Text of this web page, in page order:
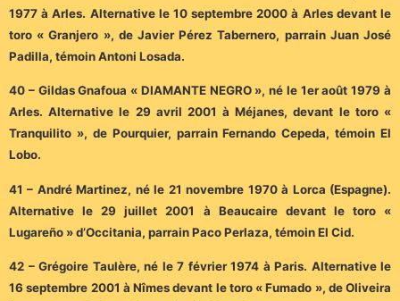
1977 à Arles. Alternative le 10 septembre 2000 à Arles devant le
toro « Granjero », de Javier Pérez Tabernero, parrain Juan José
Padilla, témoin Antoni Losada.
40 – Gildas Gnafoua « DIAMANTE NEGRO », né le 1er août 1979 à
Arles. Alternative le 29 avril 2001 à Méjanes, devant le toro «
Tranquilito », de Pourquier, parrain Fernando Cepeda, témoin El
Lobo.
41 – André Martinez, né le 21 novembre 1970 à Lorca (Espagne).
Alternative le 29 juillet 2001 à Beaucaire devant le toro «
Lugareño » d’Occitania, parrain Paco Perlaza, témoin El Cid.
42 – Grégoire Taulère, né le 7 février 1974 à Paris. Alternative le
16 septembre 2001 à Nîmes devant le toro « Fumado », de Oliveira